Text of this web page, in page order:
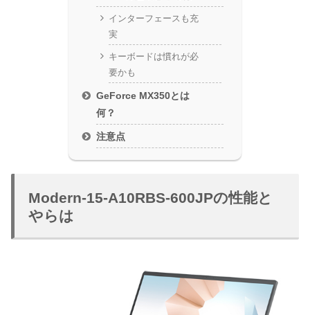
インターフェースも充
実
キーボードは慣れが必
要かも
GeForce MX350とは
何？
注意点
Modern-15-A10RBS-600JPの性能と
やらは